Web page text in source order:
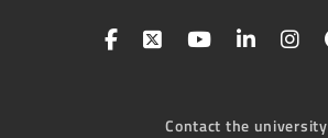
Contact the university